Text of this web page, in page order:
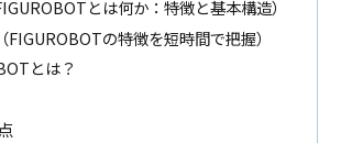
とは何か：特徴と基本構造）
FIGUROBOTの特徴を短時間で把握）
とは？